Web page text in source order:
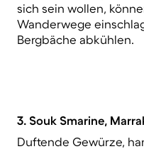
sich sein wollen,
Wanderwege
Bergbäche abkühlen.
3. Souk Smarine,
Duftende Gewürze,